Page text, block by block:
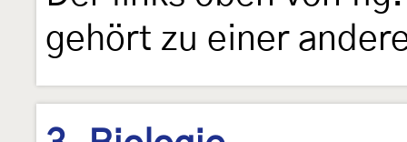
gehört zu einer